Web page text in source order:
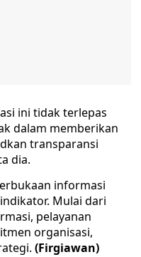
ini tidak terlepas
dalam memberikan
transparansi
dia.
informasi
Mulai dari
pelayanan
organisasi,
(Firgiawan)